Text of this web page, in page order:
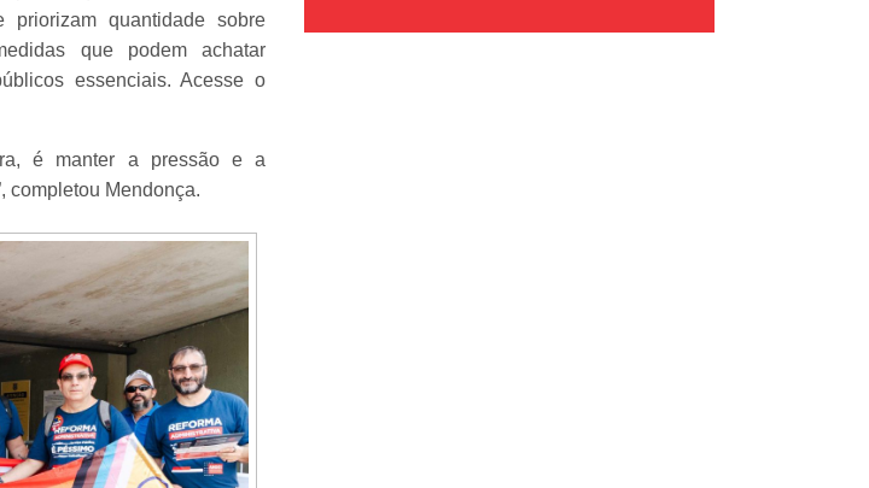
quantidade sobre
que podem achatar
essenciais. Acesse o
é manter a pressão e a
completou Mendonça.